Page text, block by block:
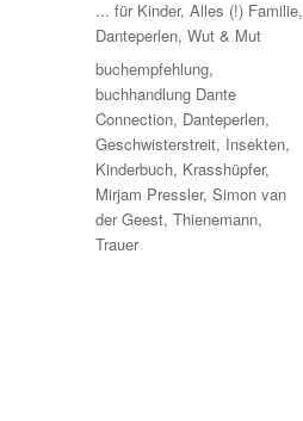
Kategorien
... für Kinder,Alles (!) Familie,
Danteperlen,Wut & Mut
Schlagwörter
buchempfehlung,
buchhandlung Dante
Connection, Danteperlen,
Geschwisterstreit, Insekten,
Kinderbuch, Krasshüpfer,
Mirjam Pressler,Simon van
der Geest,Thienemann,
Trauer